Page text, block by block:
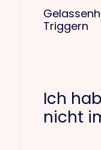
Triggern
Ich
nicht